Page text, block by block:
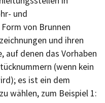
und
von Brunnen
und ihren
auf denen das Vorhaben
(wenn kein
es ist ein dem
wählen, zum Beispiel 1: